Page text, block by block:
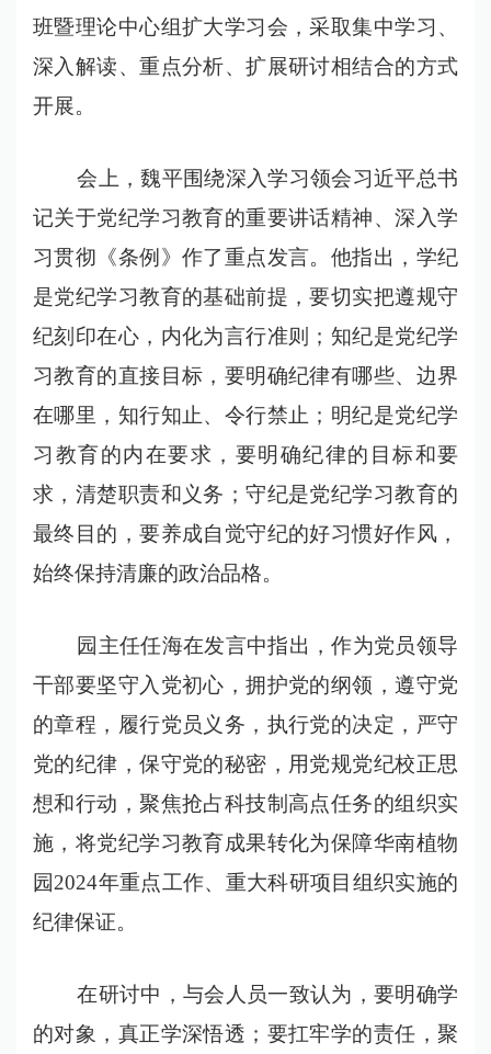
班暨理论中心组扩大学习会，采取集中学习、
深入解读、重点分析、扩展研讨相结合的方式
开展。
会上，魏平围绕深入学习领会习近平总书
记关于党纪学习教育的重要讲话精神、深入学
习贯彻《条例》作了重点发言。他指出，学纪
是党纪学习教育的基础前提，要切实把遵规守
纪刻印在心，内化为言行准则；知纪是党纪学
习教育的直接目标，要明确纪律有哪些、边界
在哪里，知行知止、令行禁止；明纪是党纪学
习教育的内在要求，要明确纪律的目标和要
求，清楚职责和义务；守纪是党纪学习教育的
最终目的，要养成自觉守纪的好习惯好作风，
始终保持清廉的政治品格。
园主任任海在发言中指出，作为党员领导
干部要坚守入党初心，拥护党的纲领，遵守党
的章程，履行党员义务，执行党的决定，严守
党的纪律，保守党的秘密，用党规党纪校正思
想和行动，聚焦抢占科技制高点任务的组织实
施，将党纪学习教育成果转化为保障华南植物
园2024年重点工作、重大科研项目组织实施的
纪律保证。
在研讨中，与会人员一致认为，要明确学
的对象，真正学深悟透；要扛牢学的责任，聚